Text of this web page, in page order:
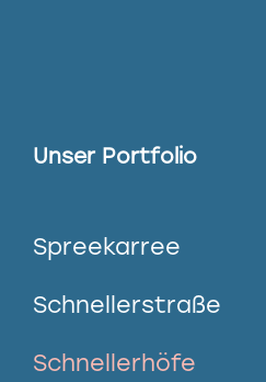
Unser Portfolio
Spreekarree
Schnellerstraße
Schnellerhöfe